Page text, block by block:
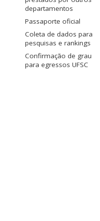
departamentos
Passaporte oficial
Coleta de dados para
pesquisas e rankings
Confirmação de grau
para egressos UFSC